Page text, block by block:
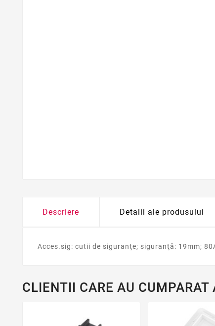
Descriere Detalii ale produsului
Acces.sig: cutii de siguranţe; siguranţă: 19mm;
CLIENTII CARE AU